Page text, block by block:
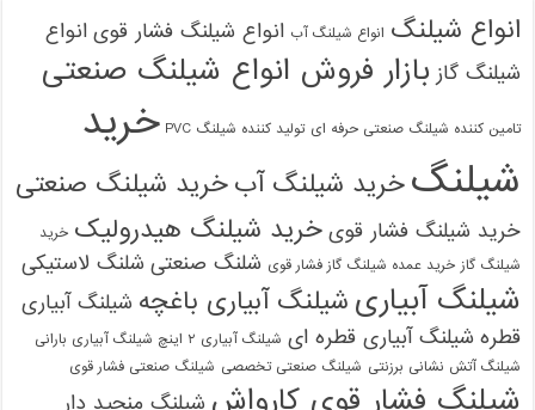
انواع شیلنگ انواع شیلنگ آب انواع شیلنگ فشار قوی انواع
شیلنگ گاز بازار فروش انواع شیلنگ صنعتی
تامین کننده شیلنگ صنعتی حرفه ای تولید کننده شیلنگ PVC
خرید
شیلنگخرید شیلنگ آبخرید شیلنگ صنعتی
خرید شیلنگ فشار قوی خرید شیلنگ هیدرولیک خرید
شیلنگ گاز خرید عمده شیلنگ گاز فشار قوی شلنگ صنعتی شلنگ لاستیکی
شیلنگ آبیاری شیلنگ آبیاری باغچه شیلنگ آبیاری
قطره شیلنگ آبیاری قطره ای شیلنگ آبیاری ۲ اینچ شیلنگ آبیاری بارانی
شیلنگ آتش نشانی برزنتی شیلنگ صنعتی تخصصی شیلنگ صنعتی فشار قوی
شیلنگ فشار قوی کارواش شیلنگ منجید دار